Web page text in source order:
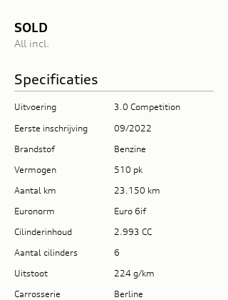
SOLD
All incl.
Specificaties
Uitvoering
3.0 Competition
Eerste inschrijving
09/2022
Brandstof
Benzine
Vermogen
510 pk
Aantal km
23.150 km
Euronorm
Euro 6if
Cilinderinhoud
2.993 CC
Aantal cilinders
6
Uitstoot
224 g/km
Carrosserie
Berline